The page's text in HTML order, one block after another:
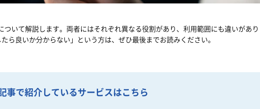
いて解説します。両者にはそれぞれ異なる役割があり、利用範囲にも違いがあ
ら良いか分からない」という方は、ぜひ最後までお読みください。
事で紹介しているサービスはこちら